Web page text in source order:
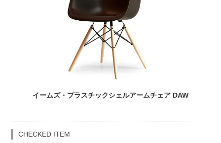
イームズ・プラスチックシェルアームチェア DAW
CHECKED ITEM